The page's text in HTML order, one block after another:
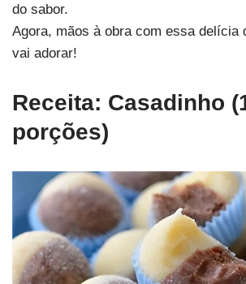
do sabor.
Agora, mãos à obra com essa delícia
vai adorar!
Receita: Casadinho
porções)